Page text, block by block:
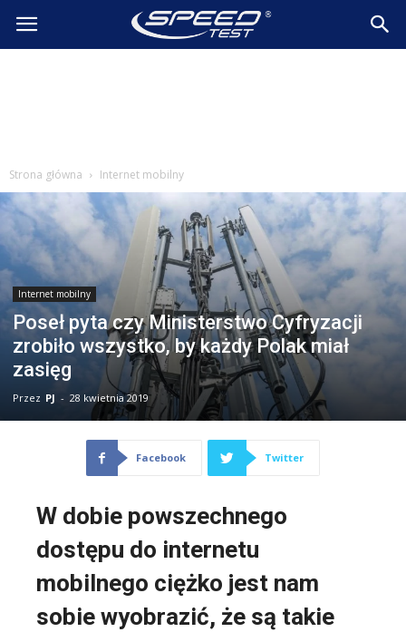
SpeedTest.pl
Strona główna Internet mobilny
Internet mobilny
Poseł pyta czy Ministerstwo Cyfryzacji
zrobiło wszystko, by każdy Polak miał
zasięg
Przez PJ - 28 kwietnia 2019
Facebook Twitter
W dobie powszechnego
dostępu do internetu
mobilnego ciężko jest nam
sobie wyobrazić, że są takie